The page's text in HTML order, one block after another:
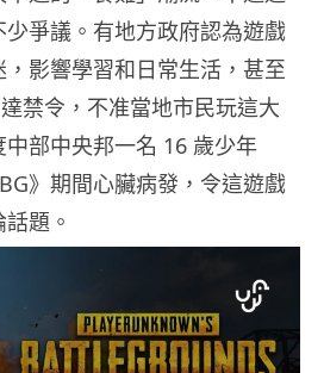
爭議。有地方政府認為遊戲
影響學習和日常生活，甚至
禁令，不准當地市民玩這大
部中央邦一名 16 歲少年
》期間心臟病發，令這遊戲
題。